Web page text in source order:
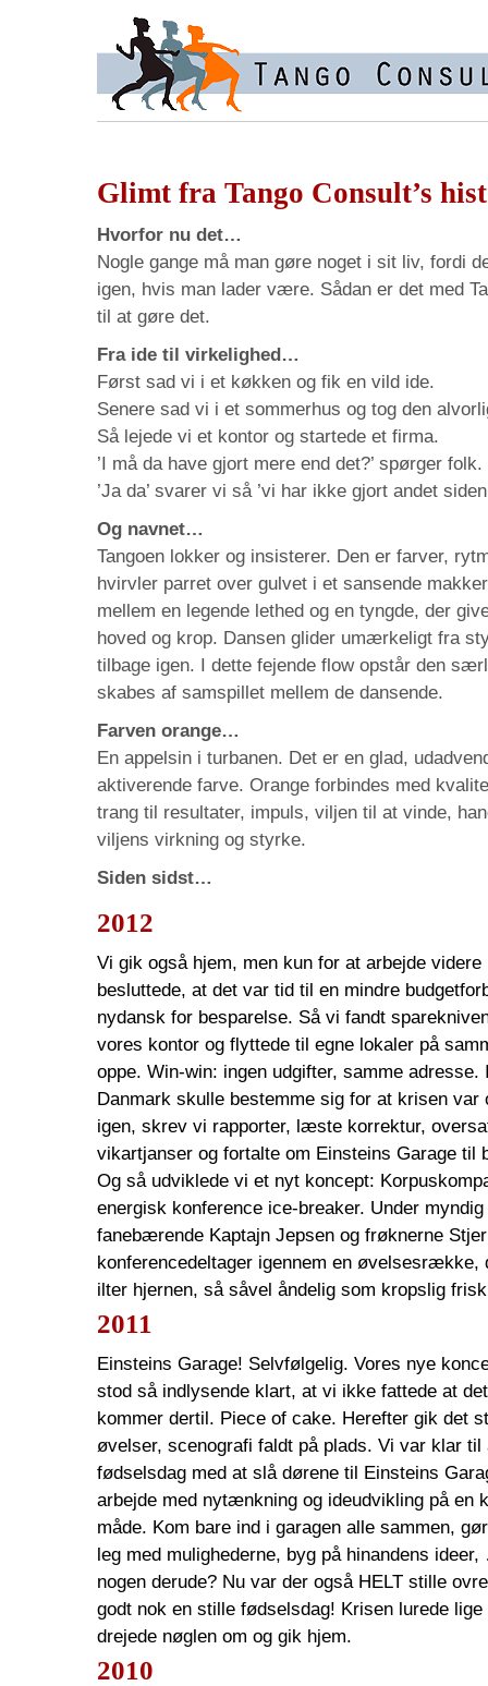
Glimt fra Tango Consult’s
Hvorfor nu det…
Nogle gange må man gøre noget i sit liv, fordi
igen, hvis man lader være. Sådan er det med
til at gøre det.
Fra ide til virkelighed…
Først sad vi i et køkken og fik en vild ide.
Senere sad vi i et sommerhus og tog den
Så lejede vi et kontor og startede et firma.
’I må da have gjort mere end det?’ spørger folk.
’Ja da’ svarer vi så ’vi har ikke gjort andet
Og navnet…
Tangoen lokker og insisterer. Den er farver,
hvirvler parret over gulvet i et sansende
mellem en legende lethed og en tyngde, der
hoved og krop. Dansen glider umærkeligt fra
tilbage igen. I dette fejende flow opstår den
skabes af samspillet mellem de dansende.
Farven orange…
En appelsin i turbanen. Det er en glad,
aktiverende farve. Orange forbindes med
trang til resultater, impuls, viljen til at vinde,
viljens virkning og styrke.
Siden sidst…
2012
Vi gik også hjem, men kun for at arbejde
besluttede, at det var tid til en mindre
nydansk for besparelse. Så vi fandt
vores kontor og flyttede til egne lokaler på
oppe. Win-win: ingen udgifter, samme
Danmark skulle bestemme sig for at krisen var
igen, skrev vi rapporter, læste korrektur,
vikartjanser og fortalte om Einsteins Garage til
Og så udviklede vi et nyt koncept:
energisk konference ice-breaker. Under
fanebærende Kaptajn Jepsen og frøknerne
konferencedeltager igennem en øvelsesrække,
ilter hjernen, så såvel åndelig som kropslig
2011
Einsteins Garage! Selvfølgelig. Vores nye
stod så indlysende klart, at vi ikke fattede at
kommer dertil. Piece of cake. Herefter gik det
øvelser, scenografi faldt på plads. Vi var klar
fødselsdag med at slå dørene til Einsteins
arbejde med nytænkning og ideudvikling på en
måde. Kom bare ind i garagen alle sammen,
leg med mulighederne, byg på hinandens
nogen derude? Nu var der også HELT stille
godt nok en stille fødselsdag! Krisen lurede
drejede nøglen om og gik hjem.
2010